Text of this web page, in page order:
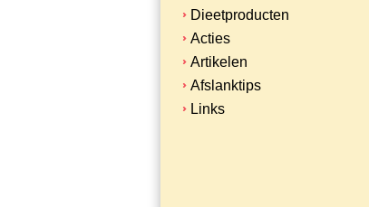
Dieetproducten
Acties
Artikelen
Afslanktips
Links